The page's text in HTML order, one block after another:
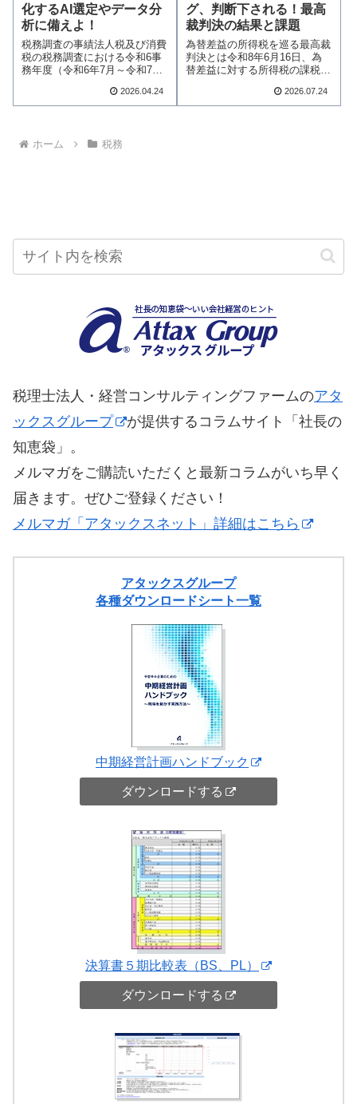
化するAI選定やデータ分
析に備えよ！
税務調査の事績法人税及び消費
税の税務調査における令和6事
務年度（令和6年7月～令和7年
2026.04.24
グ、判断下される！最高
裁判決の結果と課題
為替差益の所得税を巡る最高裁
判決とは令和8年6月16日、為
替差益に対する所得税の課税に
2026.07.24
ホーム 税務
税理士法人・経営コンサルティングファームのアタ
ックスグループ
が提供するコラムサイト「社長の
知恵袋」。
メルマガをご購読いただくと最新コラムがいち早く
届きます。ぜひご登録ください！
メルマガ「アタックスネット」詳細はこちら
アタックスグループ
各種ダウンロードシート一覧
中期経営計画ハンドブック
ダウンロードする
決算書５期比較表（BS、PL）
ダウンロードする